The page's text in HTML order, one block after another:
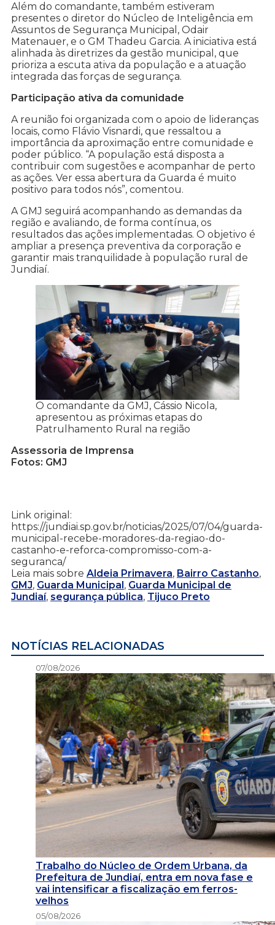
Além do comandante, também estiveram
presentes o diretor do Núcleo de Inteligência em
Assuntos de Segurança Municipal, Odair
Matenauer, e o GM Thadeu Garcia. A iniciativa está
alinhada às diretrizes da gestão municipal, que
prioriza a escuta ativa da população e a atuação
integrada das forças de segurança.
Participação ativa da comunidade
A reunião foi organizada com o apoio de lideranças
locais, como Flávio Visnardi, que ressaltou a
importância da aproximação entre comunidade e
poder público. “A população está disposta a
contribuir com sugestões e acompanhar de perto
as ações. Ver essa abertura da Guarda é muito
positivo para todos nós”, comentou.
A GMJ seguirá acompanhando as demandas da
região e avaliando, de forma contínua, os
resultados das ações implementadas. O objetivo é
ampliar a presença preventiva da corporação e
garantir mais tranquilidade à população rural de
Jundiaí.
O comandante da GMJ, Cássio Nicola,
apresentou as próximas etapas do
Patrulhamento Rural na região
Assessoria de Imprensa
Fotos: GMJ
Link original:
https://jundiai.sp.gov.br/noticias/2025/07/04/guarda-
municipal-recebe-moradores-da-regiao-do-
castanho-e-reforca-compromisso-com-a-
seguranca/
Leia mais sobre Aldeia Primavera, Bairro Castanho,
GMJ, Guarda Municipal , Guarda Municipal de
Jundiaí, segurança pública, Tijuco Preto
NOTÍCIAS RELACIONADAS
07/08/2026
Trabalho do Núcleo de Ordem Urbana, da
Prefeitura de Jundiaí, entra em nova fase e
vai intensificar a fiscalização em ferros-
velhos
05/08/2026